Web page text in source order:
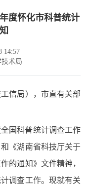
度怀化市科普统计
14:57
术局
信局），市直有关部
国科普统计调查工作
《湖南省科技厅关于
的通知》文件精神，
调查工作。现就有关